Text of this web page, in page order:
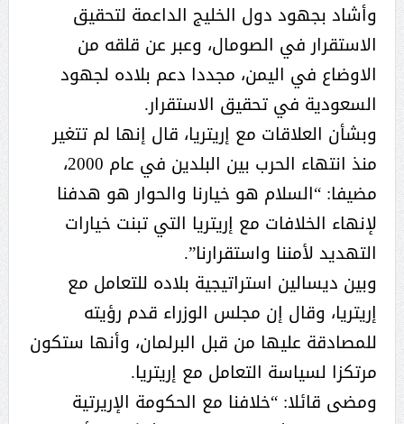
وأشاد بجهود دول الخليج الداعمة لتحقيق
الاستقرار في الصومال، وعبر عن قلقه من
الاوضاع في اليمن، مجددا دعم بلاده لجهود
السعودية في تحقيق الاستقرار.
وبشأن العلاقات مع إريتريا، قال إنها لم تتغير
منذ انتهاء الحرب بين البلدين في عام 2000،
مضيفا: “السلام هو خيارنا والحوار هو هدفنا
لإنهاء الخلافات مع إريتريا التي تبنت خيارات
التهديد لأمننا واستقرارنا”.
وبين ديسالين استراتيجية بلاده للتعامل مع
إريتريا، وقال إن مجلس الوزراء قدم رؤيته
للمصادقة عليها من قبل البرلمان، وأنها ستكون
مرتكزا لسياسة التعامل مع إريتريا.
ومضى قائلا: “خلافنا مع الحكومة الإريرتية